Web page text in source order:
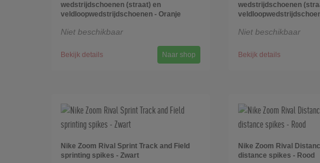
wedstrijdschoenen (straat) en
veldloopwedstrijdschoenen - Oranje
Niet beschikbaar
Bekijk details Naar shop
wedstrijdschoenen
Niet beschikbaar
Bekijk details
Nike Zoom Rival Sprint Track and Field
sprinting spikes - Zwart
Nike Zoom Rival
distance spikes - Rood